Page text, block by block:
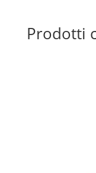
Prodotti